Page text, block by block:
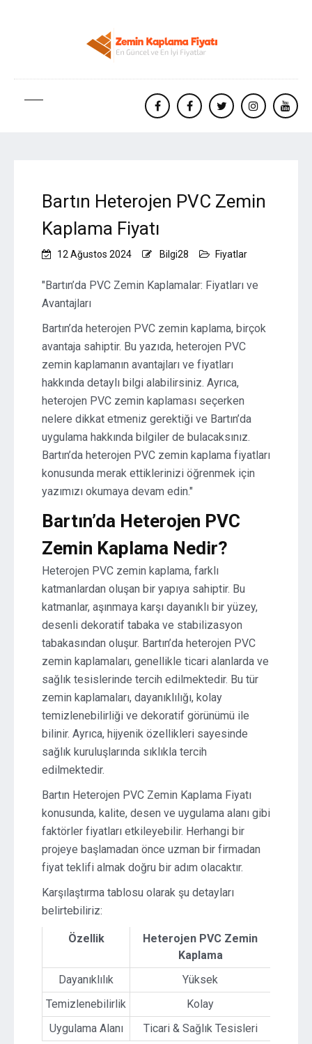
facebookFacebooktwitterinstagram
Bartın Heterojen PVC Zemin
Kaplama Fiyatı
12 Ağustos 2024 Bilgi28 Fiyatlar
"Bartın’da PVC Zemin Kaplamalar: Fiyatları ve
Avantajları
Bartın’da heterojen PVC zemin kaplama, birçok
avantaja sahiptir. Bu yazıda, heterojen PVC
zemin kaplamanın avantajları ve fiyatları
hakkında detaylı bilgi alabilirsiniz. Ayrıca,
heterojen PVC zemin kaplaması seçerken
nelere dikkat etmeniz gerektiği ve Bartın’da
uygulama hakkında bilgiler de bulacaksınız.
Bartın’da heterojen PVC zemin kaplama fiyatları
konusunda merak ettiklerinizi öğrenmek için
yazımızı okumaya devam edin."
Bartın’da Heterojen PVC
Zemin Kaplama Nedir?
Heterojen PVC zemin kaplama, farklı
katmanlardan oluşan bir yapıya sahiptir. Bu
katmanlar, aşınmaya karşı dayanıklı bir yüzey,
desenli dekoratif tabaka ve stabilizasyon
tabakasından oluşur. Bartın’da heterojen PVC
zemin kaplamaları, genellikle ticari alanlarda ve
sağlık tesislerinde tercih edilmektedir. Bu tür
zemin kaplamaları, dayanıklılığı, kolay
temizlenebilirliği ve dekoratif görünümü ile
bilinir. Ayrıca, hijyenik özellikleri sayesinde
sağlık kuruluşlarında sıklıkla tercih
edilmektedir.
Bartın Heterojen PVC Zemin Kaplama Fiyatı
konusunda, kalite, desen ve uygulama alanı gibi
faktörler fiyatları etkileyebilir. Herhangi bir
projeye başlamadan önce uzman bir firmadan
fiyat teklifi almak doğru bir adım olacaktır.
Karşılaştırma tablosu olarak şu detayları
belirtebiliriz:
Özellik
Heterojen PVC Zemin
Kaplama
Dayanıklılık
Yüksek
Temizlenebilirlik
Kolay
Uygulama Alanı
Ticari & Sağlık Tesisleri